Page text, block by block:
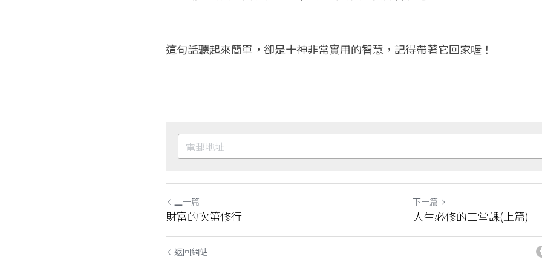
這句話聽起來簡單，卻是十神非常實用的智慧，記得帶著它回家喔！
上一篇
財富的次第修行
下一篇
人生必修的三堂課(上篇)
返回網站